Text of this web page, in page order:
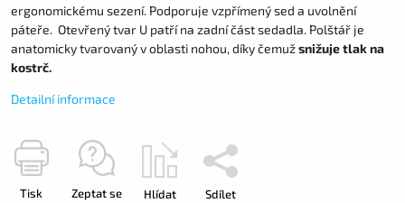
ergonomickému sezení. Podporuje vzpřímený sed a uvolnění
páteře. Otevřený tvar U patří na zadní část sedadla. Polštář je
anatomicky tvarovaný v oblasti nohou, díky čemužsnižuje tlak na
kostrč.
Detailní informace
Tisk Zeptat se Hlídat Sdílet